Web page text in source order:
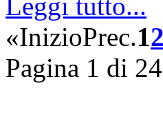
Leggi tutto...
«InizioPrec.12
Pagina 1 di 24